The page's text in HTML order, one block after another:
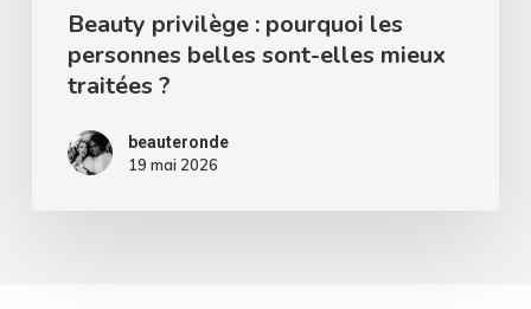
traitéesBeauty privilège : pourquoi les
personnes belles sont-elles mieux
traitées ?
beauteronde
19 mai 2026